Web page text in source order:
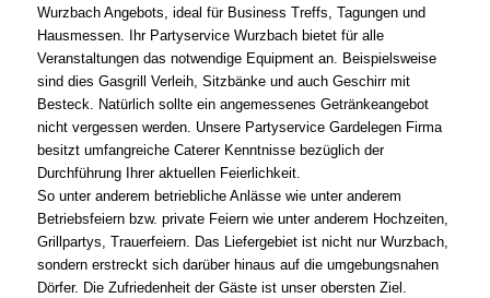
Wurzbach Angebots, ideal für Business Treffs, Tagungen und
Hausmessen. Ihr Partyservice Wurzbach bietet für alle
Veranstaltungen das notwendige Equipment an. Beispielsweise
sind dies Gasgrill Verleih, Sitzbänke und auch Geschirr mit
Besteck. Natürlich sollte ein angemessenes Getränkeangebot
nicht vergessen werden. Unsere Partyservice Gardelegen Firma
besitzt umfangreiche Caterer Kenntnisse bezüglich der
Durchführung Ihrer aktuellen Feierlichkeit.
So unter anderem betriebliche Anlässe wie unter anderem
Betriebsfeiern bzw. private Feiern wie unter anderem Hochzeiten,
Grillpartys, Trauerfeiern. Das Liefergebiet ist nicht nur Wurzbach,
sondern erstreckt sich darüber hinaus auf die umgebungsnahen
Dörfer. Die Zufriedenheit der Gäste ist unser obersten Ziel.